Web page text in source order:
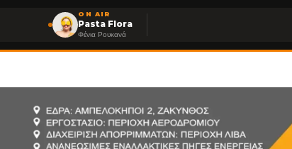
ON AIR
Pasta Flora
Φένια Ρουκανά